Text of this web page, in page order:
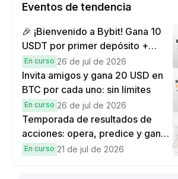
Eventos de tendencia
🎉 ¡Bienvenido a Bybit! Gana 10
USDT por primer depósito +
hasta 9,999 USDT en
recompensas
En curso 26 de jul de 2026
Invita amigos y gana 20 USD en
BTC por cada uno: sin límites
En curso 26 de jul de 2026
Temporada de resultados de
acciones: opera, predice y gana
una Cybertruck.
En curso 21 de jul de 2026